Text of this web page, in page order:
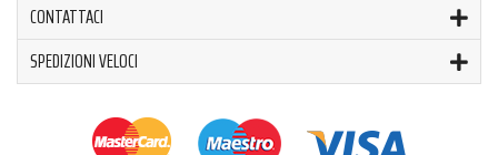
CONTATTACI
SPEDIZIONI VELOCI